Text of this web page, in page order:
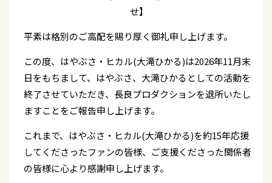
せ】
平素は格別のご高配を賜り厚く御礼申し上げます。
この度、はやぶさ・ヒカル(大滝ひかる)は2026年11月末
日をもちまして、はやぶさ、大滝ひかるとしての活動を
終了させていただき、長良プロダクションを退所いたし
ますことをご報告申し上げます。
これまで、はやぶさ・ヒカル(大滝ひかる)を約15年応援
してくださったファンの皆様、ご支援くださった関係者
の皆様に心より感謝申し上げます。